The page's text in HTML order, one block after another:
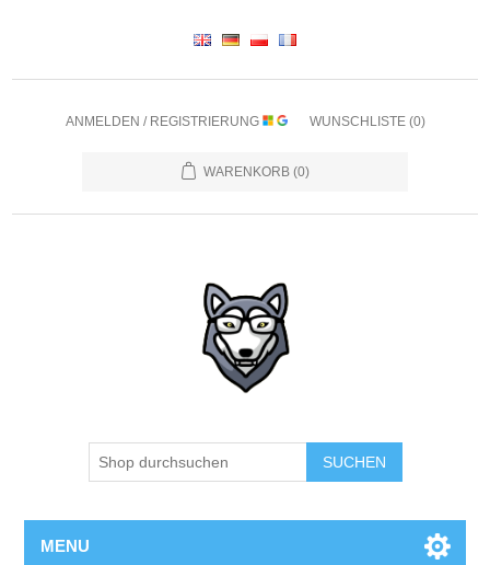
ANMELDEN / REGISTRIERUNG WUNSCHLISTE (0)
WARENKORB (0)
SUCHEN
MENU